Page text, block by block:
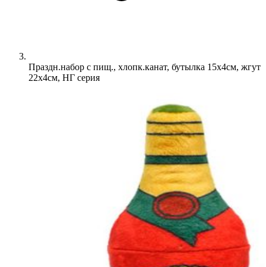
Праздн.набор с пищ., хлопк.канат, бутылка 15х4см, жгут
22х4см, НГ серия